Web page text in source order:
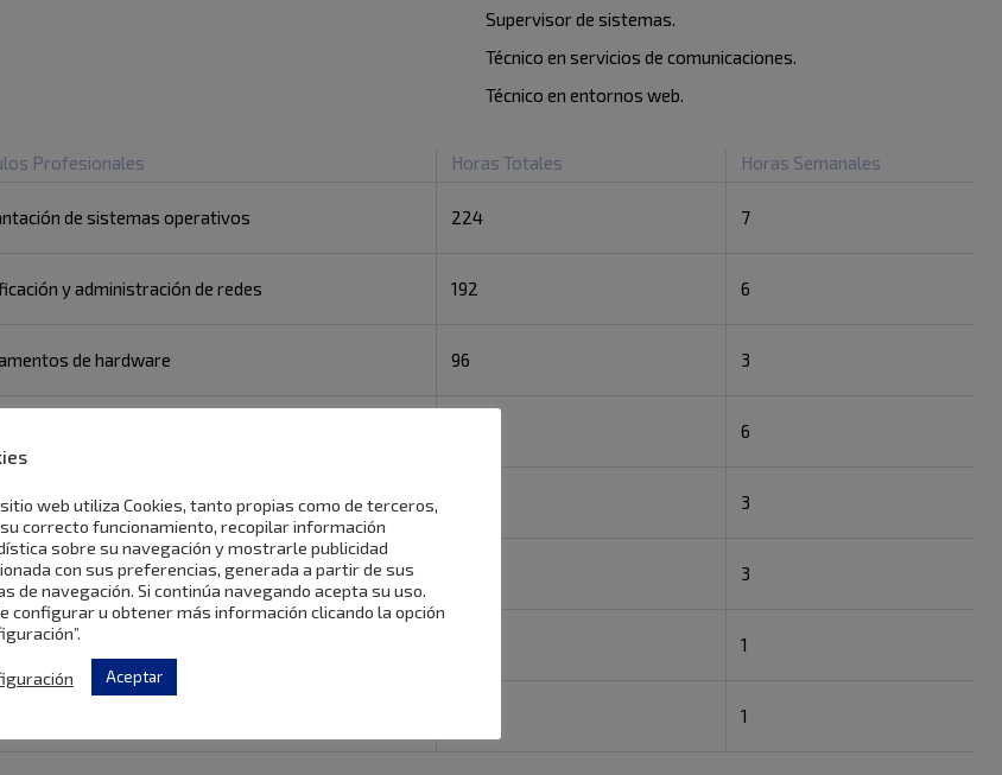
Supervisor de sistemas.
Técnico en servicios de comunicaciones.
Técnico en entornos web.
Profesionales Horas Totales Horas Semanales
de sistemas operativos 224 7
y administración de redes 192 6
de hardware 96 3
6
de marcas y sistemas de gestión de información 3
personal para la empleabilidad I 3
aplicada a los sectores productivos 1
1
web utiliza Cookies, tanto propias como de terceros,
correcto funcionamiento, recopilar información
sobre su navegación y mostrarle publicidad
con sus preferencias, generada a partir de sus
de navegación. Si continúa navegando acepta su uso.
configurar u obtener más información clicando la opción
Aceptar